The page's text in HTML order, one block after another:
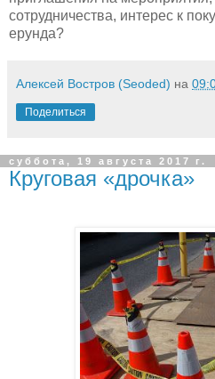
сотрудничества, интерес к
ерунда?
Алексей Востров (Seoded) на
Поделиться
суббота, 19 августа 2017 г.
Круговая «дрочка»